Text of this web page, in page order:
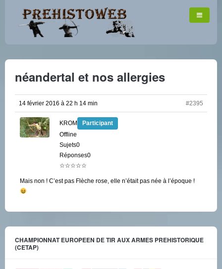
néandertal et nos allergies
14 février 2016 à 22 h 14 min #2395
KROM
Participant
Offline
Sujets0
Réponses0
☆☆☆☆☆
Mais non ! C’est pas Flèche rose, elle n’était pas née à l’époque !
CHAMPIONNAT EUROPEEN DE TIR AUX ARMES PREHISTORIQUE
(CETAP)